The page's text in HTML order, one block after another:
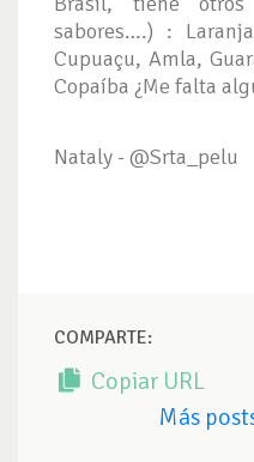
sabores….) :
Cupuaçu, Amla,
Copaíba ¿Me falta
Nataly - @Srta_pelu
COMPARTE:
Copiar URL
Más